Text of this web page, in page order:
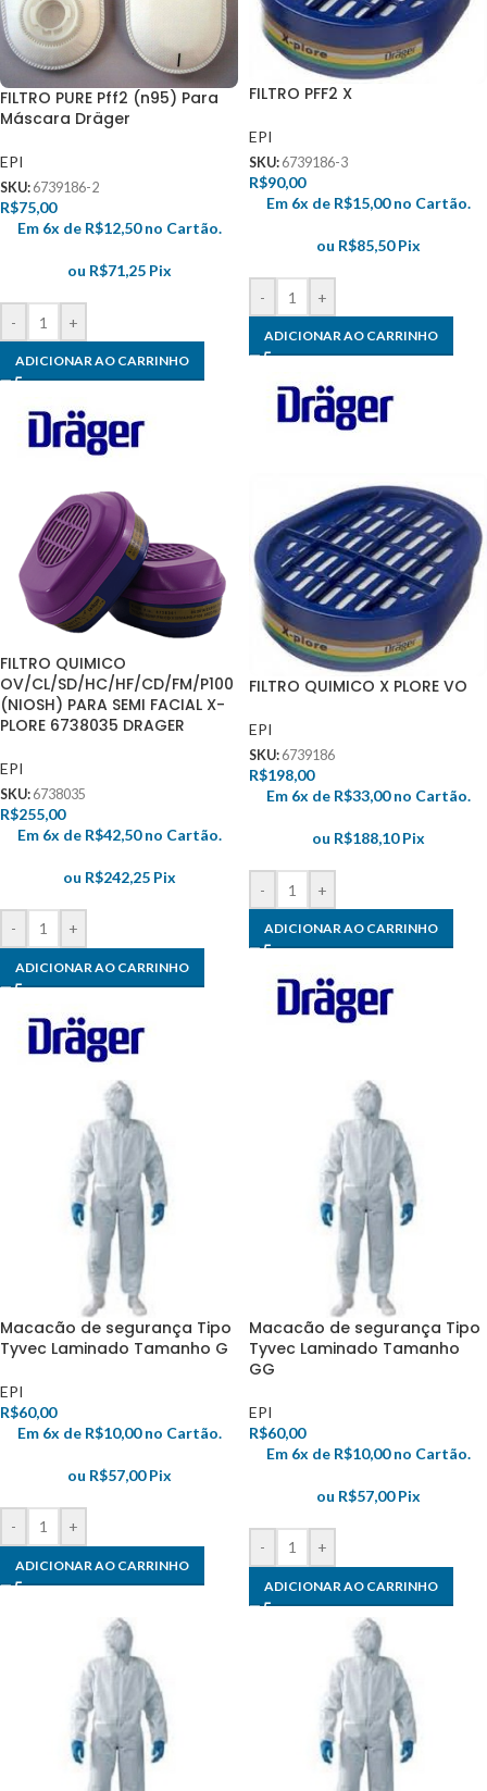
FILTRO PURE Pff2 (n95) Para
Máscara Dräger
EPI
SKU: 6739186-2
R$75,00
Em 6x de R$12,50 no Cartão.
ou R$71,25 Pix
- +
ADICIONAR AO CARRINHO
FILTRO PFF2 X
EPI
SKU: 6739186-3
R$90,00
Em 6x de R$15,00 no Cartão.
ou R$85,50 Pix
- +
ADICIONAR AO CARRINHO
FILTRO QUIMICO
OV/CL/SD/HC/HF/CD/FM/P100
(NIOSH) PARA SEMI FACIAL X-
PLORE 6738035 DRAGER
EPI
SKU: 6738035
R$255,00
Em 6x de R$42,50 no Cartão.
ou R$242,25 Pix
- +
ADICIONAR AO CARRINHO
FILTRO QUIMICO X PLORE VO
EPI
SKU: 6739186
R$198,00
Em 6x de R$33,00 no Cartão.
ou R$188,10 Pix
- +
ADICIONAR AO CARRINHO
Macacão de segurança Tipo
Tyvec Laminado Tamanho G
EPI
R$60,00
Em 6x de R$10,00 no Cartão.
ou R$57,00 Pix
- +
ADICIONAR AO CARRINHO
Macacão de segurança Tipo
Tyvec Laminado Tamanho
GG
EPI
R$60,00
Em 6x de R$10,00 no Cartão.
ou R$57,00 Pix
- +
ADICIONAR AO CARRINHO